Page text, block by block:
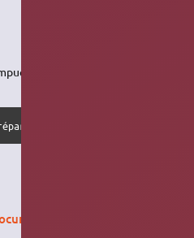
d’un PDF et les longueurs